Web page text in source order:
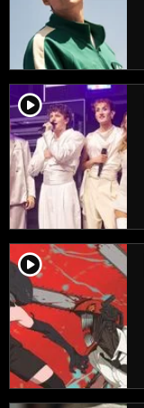
player2
player2